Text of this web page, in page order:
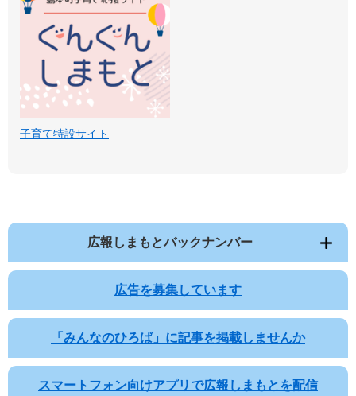
子育て特設サイト
広報しまもとバックナンバー
広告を募集しています
「みんなのひろば」に記事を掲載しませんか
スマートフォン向けアプリで広報しまもとを配信